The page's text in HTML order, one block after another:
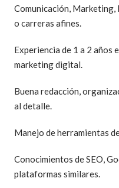
Comunicación,
o carreras afines.
Experiencia de 1 a 2 años
marketing digital.
Buena redacción,
al detalle.
Manejo de herramientas
Conocimientos de SEO,
plataformas similares.